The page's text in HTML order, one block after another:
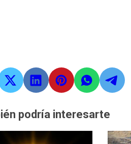
podría interesarte